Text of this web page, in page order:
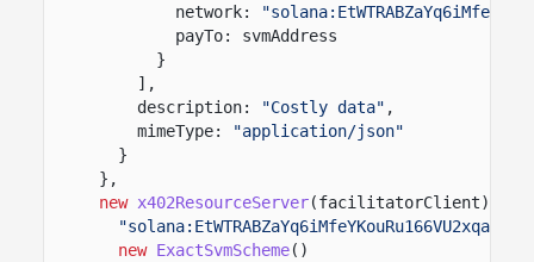
network:
payTo: svmAddress
}
],
description:
"Costly data" ,
mimeType:
"application/json"
}
},
new x402ResourceServer(facilitatorClient).
"solana:EtWTRABZaYq6iMfeYKouRu166VU2xqa1"
new ExactSvmScheme()